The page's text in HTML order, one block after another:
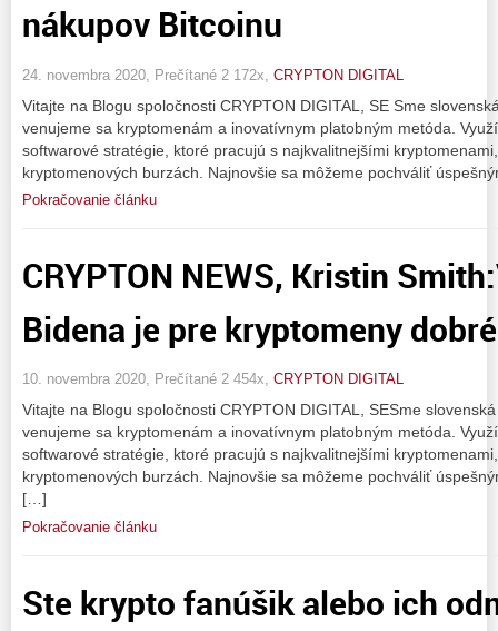
nákupov Bitcoinu
24. novembra 2020, Prečítané 2 172x, CRYPTON DIGITAL
Vitajte na Blogu spoločnosti CRYPTON DIGITAL, SE Sme
venujeme sa kryptomenám a inovatívnym platobným metóda.
softwarové stratégie, ktoré pracujú s najkvalitnejšími
kryptomenových burzách. Najnovšie sa môžeme pochváliť
Pokračovanie článku
CRYPTON NEWS, Kristin
Bidena je pre kryptomeny dobré
10. novembra 2020, Prečítané 2 454x, CRYPTON DIGITAL
Vitajte na Blogu spoločnosti CRYPTON DIGITAL, SESme
venujeme sa kryptomenám a inovatívnym platobným metóda.
softwarové stratégie, ktoré pracujú s najkvalitnejšími
kryptomenových burzách. Najnovšie sa môžeme pochváliť
[…]
Pokračovanie článku
Ste krypto fanúšik alebo ich